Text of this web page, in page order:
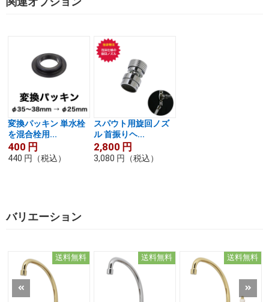
変換パッキン 単水栓
を混合栓用...
400 円
440 円 （税込）
スパウト用旋回ノズ
ル 首振りヘ...
2,800 円
3,080 円 （税込）
バリエーション
送料無料 送料無料 送料無料